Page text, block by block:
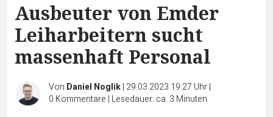
Ausbeuter von Emder
Leiharbeitern sucht
massenhaft Personal
Von Daniel Noglik| 29.03.2023 19:27 Uhr|
0 Kommentare | Lesedauer: ca. 3 Minuten